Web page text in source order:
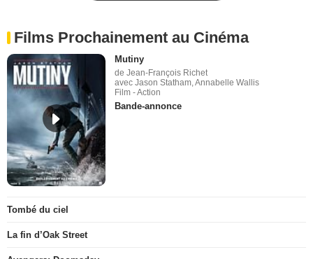
Films Prochainement au Cinéma
Mutiny
de Jean-François Richet
avec Jason Statham, Annabelle Wallis
Film - Action
Bande-annonce
Tombé du ciel
La fin d’Oak Street